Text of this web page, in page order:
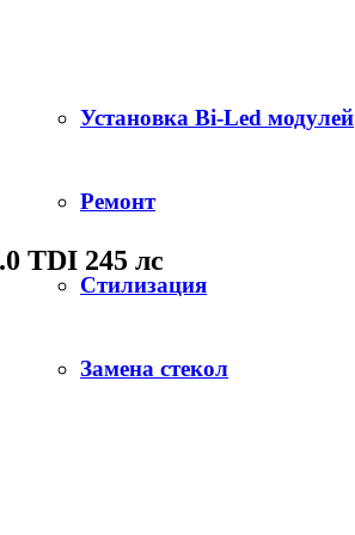
Установка Bi-Led модулей
Ремонт
Стилизация
Замена стекол
TDI 245 лс